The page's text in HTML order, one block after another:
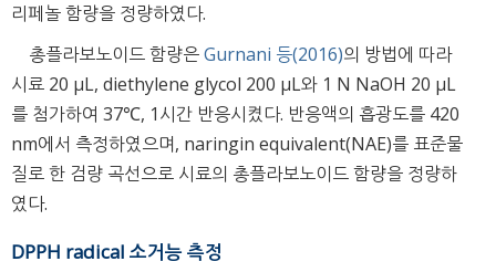
리페놀 함량을 정량하였다.
총플라보노이드 함량은Gurnani 등(2016)의 방법에 따라
시료 20 μL, diethylene glycol 200 μL와 1 N NaOH 20 μL
를 첨가하여 37℃, 1시간 반응시켰다. 반응액의 흡광도를 420
nm에서 측정하였으며, naringin equivalent(NAE)를 표준물
질로 한 검량 곡선으로 시료의 총플라보노이드 함량을 정량하
였다.
DPPH radical 소거능 측정